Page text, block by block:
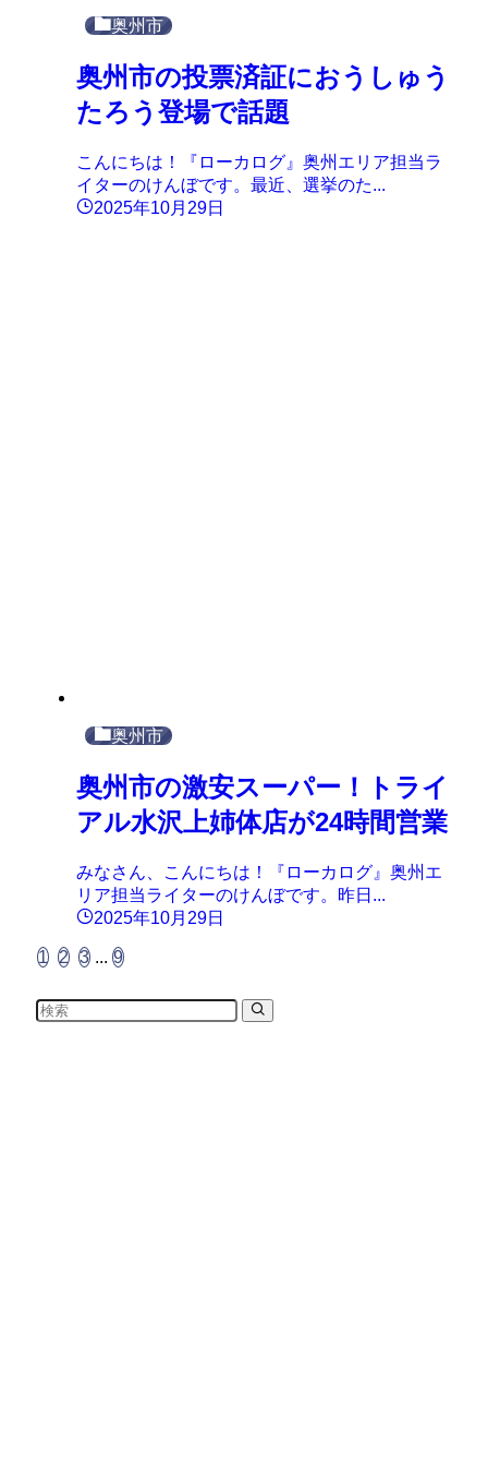
奥州市
奥州市の投票済証におうしゅう
たろう登場で話題
こんにちは！『ローカログ』奥州エリア担当ラ
イターのけんぼです。最近、選挙のた...
2025年10月29日
奥州市
奥州市の激安スーパー！トライ
アル水沢上姉体店が24時間営業
みなさん、こんにちは！『ローカログ』奥州エ
リア担当ライターのけんぼです。昨日...
2025年10月29日
1 2 3 ... 9